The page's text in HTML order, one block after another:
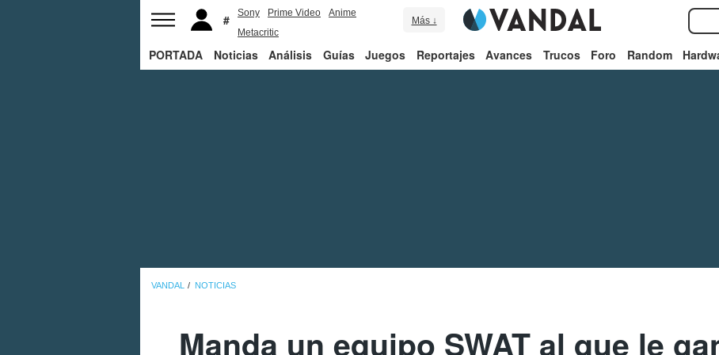
Sony Prime Video
Anime
Metacritic
Más ↓
PORTADA Noticias Análisis Guías Juegos Reportajes Avances Trucos Foro Random
VANDAL NOTICIAS
Manda un equipo SWAT al que le